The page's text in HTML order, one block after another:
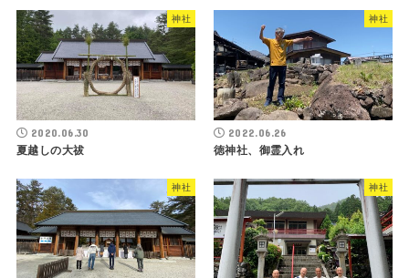
神社
2020.06.30
夏越しの大祓
神社
2022.06.26
徳神社、御霊入れ
神社 神社